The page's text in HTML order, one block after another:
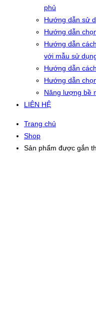
phủ
Hướng dẫn sử
Hướng dẫn
Hướng dẫn
với mẫu sử
Hướng dẫn
Hướng dẫn
Năng lượng bề
LIÊN HỆ
Trang chủ
Shop
Sản phẩm được gắn